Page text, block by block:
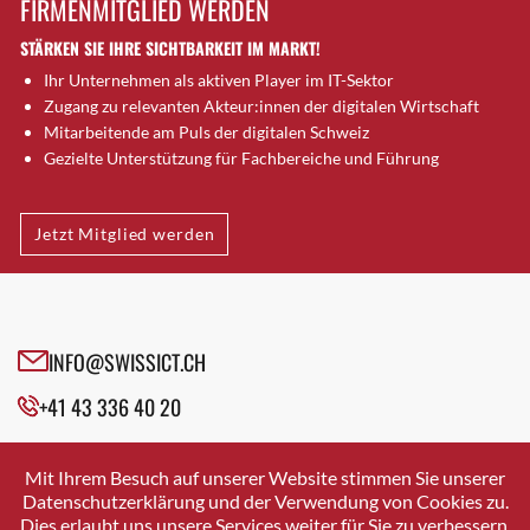
Brugg AG
Brütten
Bubendorf
Bubikon
Buchs (SG)
Bäretswil
Bülach
Cazis
Crissier
Davos Platz
Dierikon
Dietikon
FIRMENMITGLIED WERDEN
STÄRKEN SIE IHRE SICHTBARKEIT IM MARKT!
Ihr Unternehmen als aktiven Player im IT-Sektor
Zugang zu relevanten Akteur:innen der digitalen Wirtschaft
Mitarbeitende am Puls der digitalen Schweiz
Gezielte Unterstützung für Fachbereiche und Führung
Jetzt Mitglied werden
INFO@SWISSICT.CH
+41 43 336 40 20
SWISSICT
VULKANSTRASSE 120
8048 ZURICH
Mit Ihrem Besuch auf unserer Website stimmen Sie unserer
Datenschutzerklärung und der Verwendung von Cookies zu.
Dies erlaubt uns unsere Services weiter für Sie zu verbessern.